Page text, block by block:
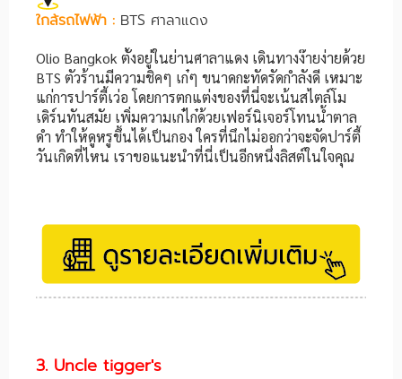
ใกล้รถไฟฟ้า : BTS ศาลาแดง
Olio Bangkok ตั้งอยู่ในย่านศาลาแดง เดินทางง๊ายง่ายด้วย
BTS ตัวร้านมีความชิคๆ เก๋ๆ ขนาดกะทัดรัดกำลังดี เหมาะ
แก่การปาร์ตี้เว่อ โดยการตกแต่งของที่นี่จะเน้นสไตล์โม
เดิร์นทันสมัย เพิ่มความเก๋ไก๋ด้วยเฟอร์นิเจอร์โทนน้ำตาล
ดำ ทำให้ดูหรูขึ้นได้เป็นกอง ใครที่นึกไม่ออกว่าจะจัดปาร์ตี้
วันเกิดที่ไหน เราขอแนะนำที่นี่เป็นอีกหนึ่งลิสต์ในใจคุณ
3. Uncle tigger's